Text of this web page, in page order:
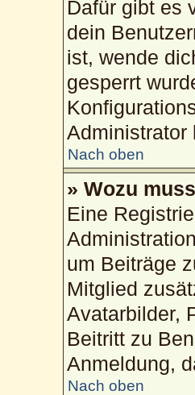
Dafür gibt es
dein
ist, wende
gesperrt
Administrator
Nach oben
» Wozu
Eine
um Beiträge
Mitglied
Avatarbilder,
Beitritt zu
Anmeldung,
Nach oben